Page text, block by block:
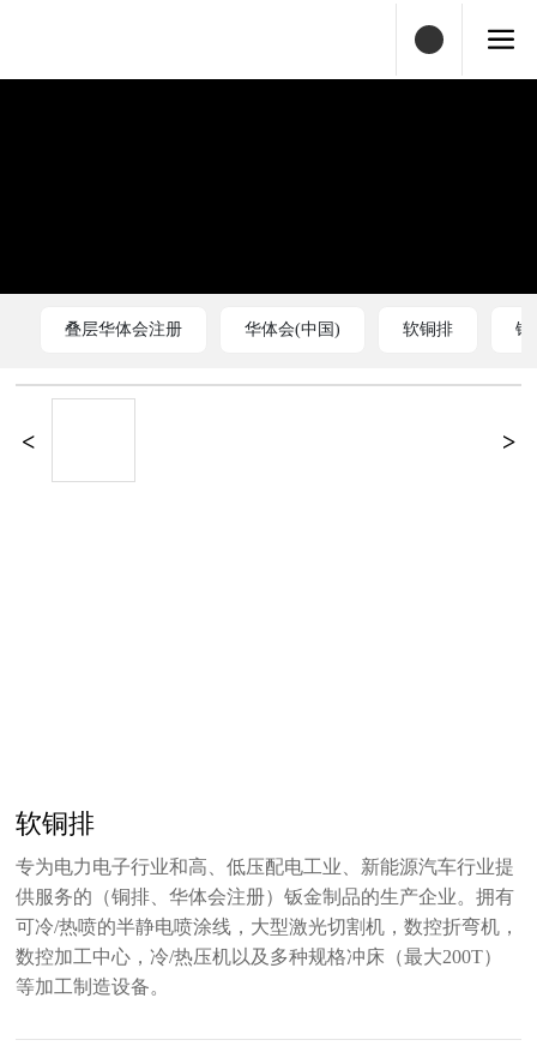
叠层华体会注册 华体会(中国) 软铜排 铜
软铜排
专为电力电子行业和高、低压配电工业、新能源汽车行业提
供服务的（铜排、华体会注册）钣金制品的生产企业。拥有
可冷/热喷的半静电喷涂线，大型激光切割机，数控折弯机，
数控加工中心，冷/热压机以及多种规格冲床（最大200T）
等加工制造设备。